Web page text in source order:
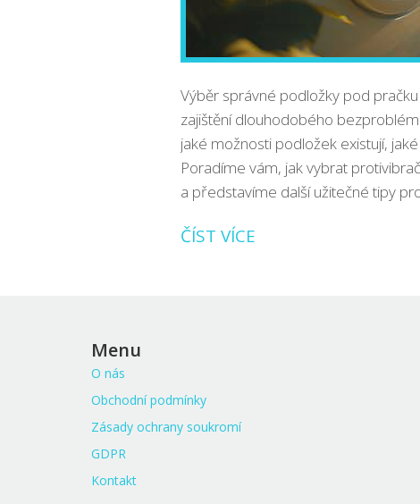
Výběr správné podložky pod
zajištění dlouhodobého
jaké možnosti podložek existují,
Poradíme vám, jak vybrat
a představíme další užitečné tipy
ČÍST VÍCE
Menu
O nás
Obchodní podmínky
Zásady ochrany soukromí
GDPR
Kontakt